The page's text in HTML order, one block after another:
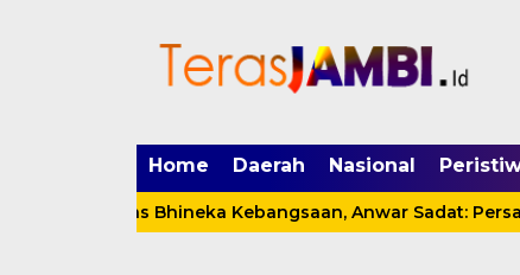
Home Daerah Nasional
Pentas Bhineka Kebangsaan, Anwar Sadat: